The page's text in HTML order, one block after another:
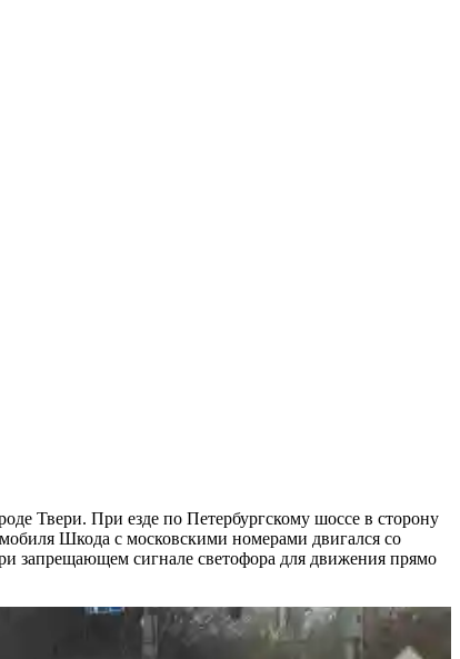
Твери. При езде по Петербургскому шоссе в сторону
Шкода с московскими номерами двигался со
запрещающем сигнале светофора для движения прямо